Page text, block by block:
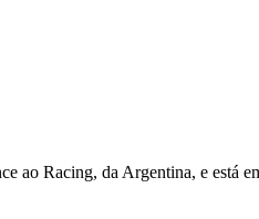
ao Racing, da Argentina, e está